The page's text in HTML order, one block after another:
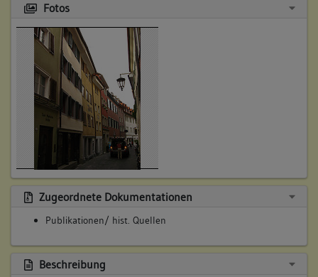
Fotos
Zugeordnete Dokumentationen
Publikationen/ hist. Quellen
Beschreibung